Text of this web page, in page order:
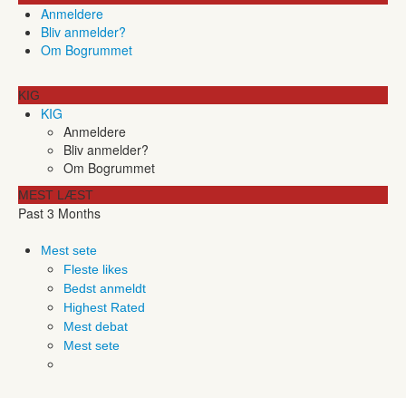
Anmeldere
Bliv anmelder?
Om Bogrummet
KIG
KIG
Anmeldere
Bliv anmelder?
Om Bogrummet
MEST LÆST
Past 3 Months
Mest sete
Fleste likes
Bedst anmeldt
Highest Rated
Mest debat
Mest sete